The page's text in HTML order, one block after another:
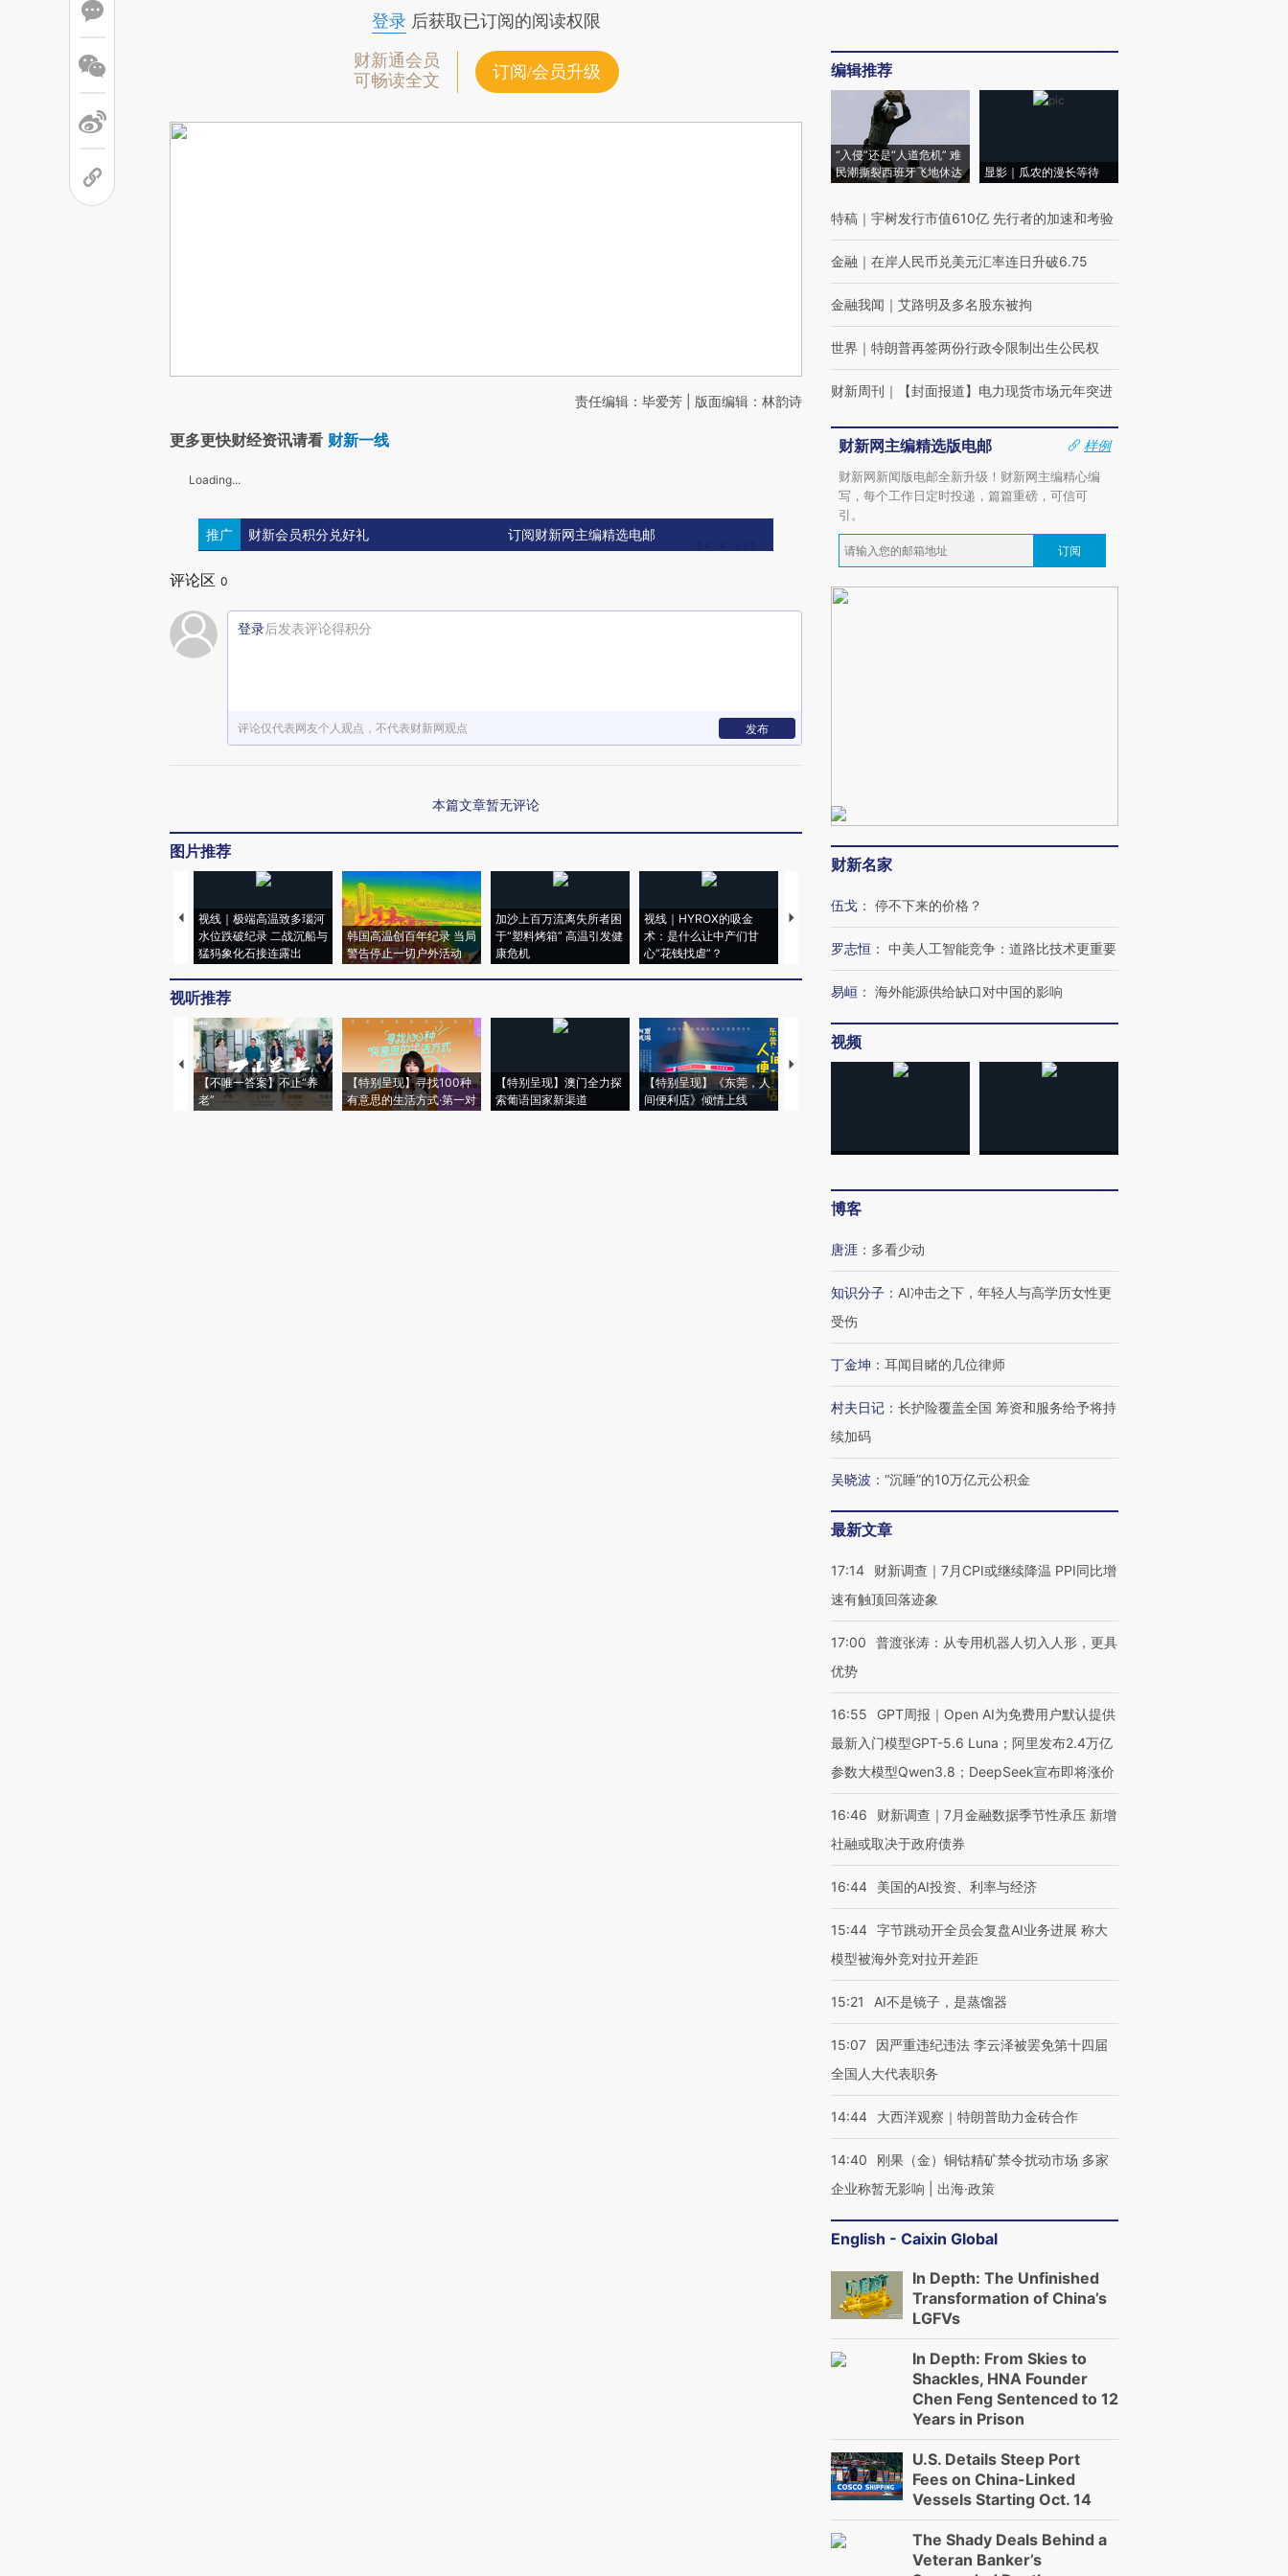
登录后获取已订阅的阅读权限
财新通会员
可畅读全文
订阅/会员升级
责任编辑：毕爱芳 | 版面编辑：林韵诗
更多更快财经资讯请看 财新一线
Loading...
推广 财新会员积分兑好礼 订阅财新网主编精选电邮
评论区 0
登录后发表评论得积分
评论仅代表网友个人观点，不代表财新网观点 发布
本篇文章暂无评论
图片推荐
视线｜极端高温致多瑙河
水位跌破纪录 二战沉船与
猛犸象化石接连露出
韩国高温创百年纪录 当局
警告停止一切户外活动
加沙上百万流离失所者困
于“塑料烤箱” 高温引发健
康危机
视线｜HYROX的吸金
术：是什么让中产们甘
心“花钱找虐”？
马航飞行员跨国走私7万
育部长拱下台
飞地休达
视听推荐
【不唯一答案】不止“养
老”
【特别呈现】寻找100种
有意思的生活方式·第一对
【特别呈现】澳门全力探
索葡语国家新渠道
【特别呈现】《东莞，人
间便利店》倾情上线
【推广】走进第四届链博
【商旅对话】华住集团
编辑推荐
“入侵”还是“人道危机” 难
民潮撕裂西班牙飞地休达
显影｜瓜农的漫长等待
特稿 ｜ 宇树发行市值610亿 先行者的加速和考验
金融 ｜ 在岸人民币兑美元汇率连日升破6.75
金融我闻 ｜ 艾路明及多名股东被拘
世界 ｜ 特朗普再签两份行政令限制出生公民权
财新周刊 ｜ 【封面报道】电力现货市场元年突进
财新网主编精选版电邮
样例
财新网新闻版电邮全新升级！财新网主编精心编
写，每个工作日定时投递，篇篇重磅，可信可
引。
订阅
财新名家
伍戈 ： 停不下来的价格？
罗志恒 ： 中美人工智能竞争：道路比技术更重要
易峘 ： 海外能源供给缺口对中国的影响
视频
博客
唐涯 ： 多看少动
知识分子 ： AI冲击之下，年轻人与高学历女性更
受伤
丁金坤 ： 耳闻目睹的几位律师
村夫日记 ： 长护险覆盖全国 筹资和服务给予将持
续加码
吴晓波 ： “沉睡”的10万亿元公积金
最新文章
17:14
财新调查｜7月CPI或继续降温 PPI同比增
速有触顶回落迹象
17:00
普渡张涛：从专用机器人切入人形，更具
优势
16:55
GPT周报｜Open AI为免费用户默认提供
最新入门模型GPT-5.6 Luna；阿里发布2.4万亿
参数大模型Qwen3.8；DeepSeek宣布即将涨价
16:46
财新调查｜7月金融数据季节性承压 新增
社融或取决于政府债券
16:44 美国的AI投资、利率与经济
15:44 字节跳动开全员会复盘AI业务进展 称大
模型被海外竞对拉开差距
15:21 AI不是镜子，是蒸馏器
15:07
因严重违纪违法 李云泽被罢免第十四届
全国人大代表职务
14:44 大西洋观察｜特朗普助力金砖合作
14:40
刚果（金）铜钴精矿禁令扰动市场 多家
企业称暂无影响 | 出海·政策
English - Caixin Global
In Depth: The Unfinished
Transformation of China’s
LGFVs
In Depth: From Skies to
Shackles, HNA Founder
Chen Feng Sentenced to 12
Years in Prison
U.S. Details Steep Port
Fees on China-Linked
Vessels Starting Oct. 14
The Shady Deals Behind a
Veteran Banker’s